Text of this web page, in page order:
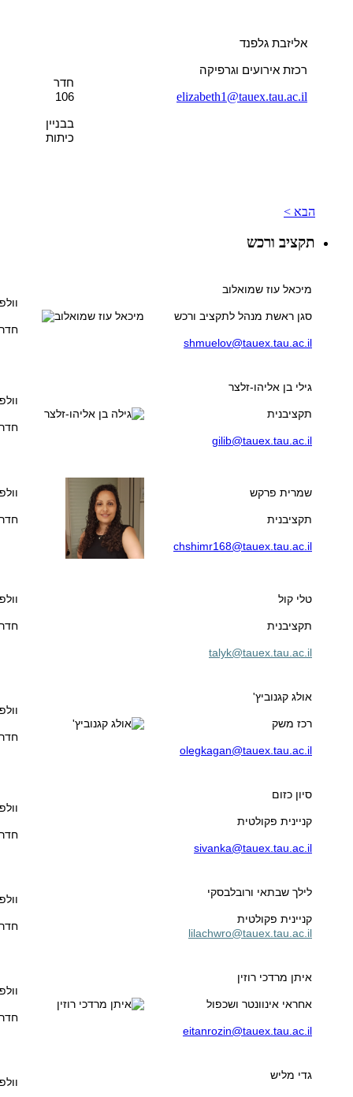
אליזבת גלפנד
רכזת אירועים וגרפיקה
elizabeth1@tauex.tau.ac.il
חדר
106
בבניין
כיתות
הבא >
תקציב ורכש
מיכאל עוז שמואלוב
סגן ראשת מנהל לתקציב ורכש
shmuelov@tauex.tau.ac.il
חדר
גילי בן אליהו-זלצר
תקציבנית
gilib@tauex.tau.ac.il
חדר
שמרית פרקש
תקציבנית
chshimr168@tauex.tau.ac.il
חדר
טלי קול
תקציבנית
talyk@tauex.tau.ac.il
חדר
אולג קגנוביץ'
רכז משק
olegkagan@tauex.tau.ac.il
חדר
סיון כזום
קניינית פקולטית
sivanka@tauex.tau.ac.il
חדר
לילך שבתאי ורובלבסקי
קניינית פקולטית
lilachwro@tauex.tau.ac.il
חדר
איתן מרדכי רוזין
אחראי אינוונטר ושכפול
eitanrozin@tauex.tau.ac.il
חדר
גדי מליש